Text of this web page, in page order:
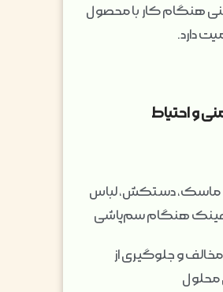
هنگام کار با محصول
دارد.
و احتیاط
ماسک، دستکش، لباس
هنگام سم‌پاشی
مخالف و جلوگیری از